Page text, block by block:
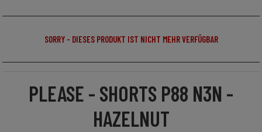
SORRY - DIESES PRODUKT IST NICHT MEHR VERFÜGBAR
PLEASE - SHORTS P88 N3N -
HAZELNUT